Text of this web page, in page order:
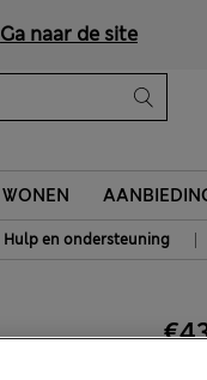
Ga naar de site
WONEN
Hulp en ondersteuning |